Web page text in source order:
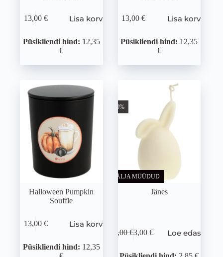
13,00 € Lisa korvi
Püsikliendi hind: 12,35
€
13,00€ Lisa korvi
Püsikliendi hind: 12,35
€
Halloween Pumpkin
Souffle
13,00 € Lisa korvi
Püsikliendi hind: 12,35
VÄLJA MÜÜDUD
-50%
Jänes
6,00€3,00€ Loe edasi